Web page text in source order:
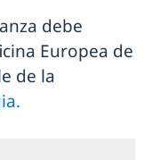
debe
Europea de
de la